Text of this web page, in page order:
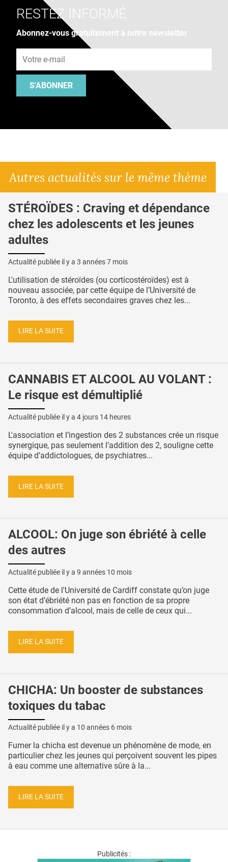
RESTEZ INFORMÉ
Abonnez-vous gratuitement à notre newsletter
S'ABONNER
Autres actualités sur le même thème
STÉROÏDES : Craving et dépendance
chez les adolescents et les jeunes
adultes
Actualité publiée il y a 3 années 7 mois
L'utilisation de stéroïdes (ou corticostéroïdes) est à
nouveau associée, par cette équipe de l’Université de
Toronto, à des effets secondaires graves chez les...
LIRE LA SUITE
CANNABIS ET ALCOOL AU VOLANT :
Le risque est démultiplié
Actualité publiée il y a 4 jours 14 heures
L'association et l’ingestion des 2 substances crée un risque
synergique, pas seulement l’addition des 2, souligne cette
équipe d’addictologues, de psychiatres...
LIRE LA SUITE
ALCOOL: On juge son ébriété à celle
des autres
Actualité publiée il y a 9 années 10 mois
Cette étude de l'Université de Cardiff constate qu’on juge
son état d’ébriété non pas en fonction de sa propre
consommation d’alcool, mais de celle de ceux qui...
LIRE LA SUITE
CHICHA: Un booster de substances
toxiques du tabac
Actualité publiée il y a 10 années 6 mois
Fumer la chicha est devenue un phénomène de mode, en
particulier chez les jeunes qui perçoivent souvent les pipes
à eau comme une alternative sûre à la...
LIRE LA SUITE
Publicités :